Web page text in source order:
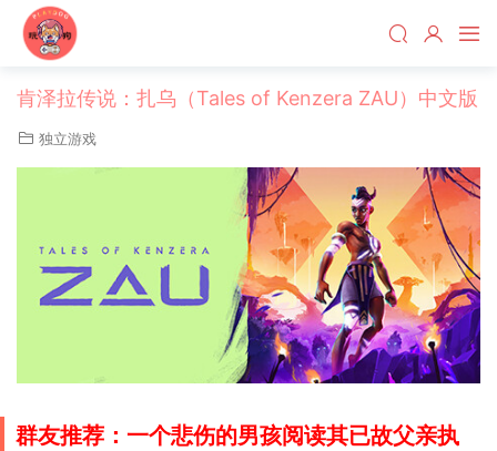
肯泽拉传说：扎乌（Tales of Kenzera ZAU）中文版
独立游戏
群友推荐：一个悲伤的男孩阅读其已故父亲执